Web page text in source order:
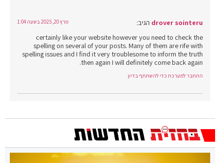
drover sointeru הגיב: מרץ 20, 2025 בשעה 1:04
certainly like your website however you need to check the
spelling on several of your posts. Many of them are rife with
spelling issues and I find it very troublesome to inform the truth
then again I will definitely come back again.
התחבר למערכת כדי להשתתף בדיון